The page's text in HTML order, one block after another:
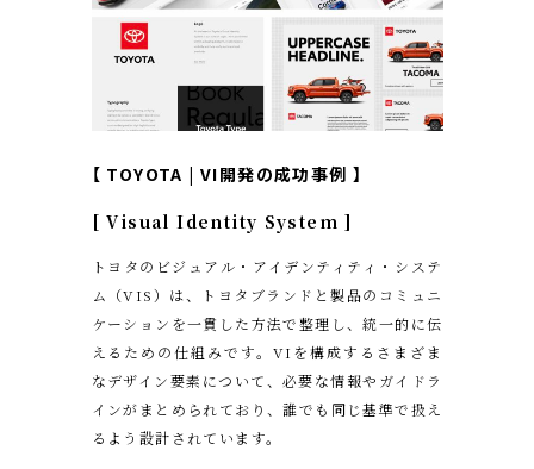
【 TOYOTA | VI開発の成功事例 】
[ Visual Identity System ]
トヨタのビジュアル・アイデンティティ・システ
ム（VIS）は、トヨタブランドと製品のコミュニ
ケーションを一貫した方法で整理し、統一的に伝
えるための仕組みです。VIを構成するさまざま
なデザイン要素について、必要な情報やガイドラ
インがまとめられており、誰でも同じ基準で扱え
るよう設計されています。